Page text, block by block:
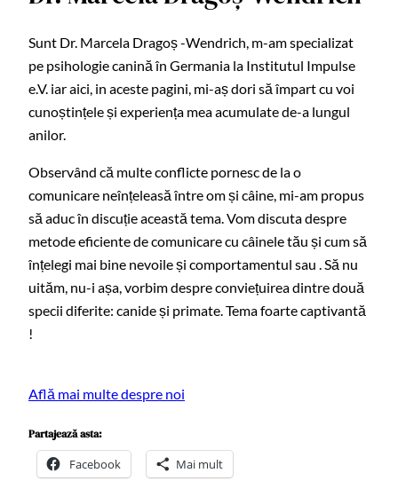
Sunt Dr. Marcela Dragoș -Wendrich, m-am specializat
pe psihologie canină în Germania la Institutul Impulse
e.V. iar aici, in aceste pagini, mi-aș dori să împart cu voi
cunoștințele și experiența mea acumulate de-a lungul
anilor.
Observând că multe conflicte pornesc de la o
comunicare neînțeleasă între om și câine, mi-am propus
să aduc în discuție această tema. Vom discuta despre
metode eficiente de comunicare cu câinele tău și cum să
înțelegi mai bine nevoile și comportamentul sau . Să nu
uităm, nu-i așa, vorbim despre conviețuirea dintre două
specii diferite: canide și primate. Tema foarte captivantă
!
Află mai multe despre noi
Partajează asta:
Facebook Mai mult